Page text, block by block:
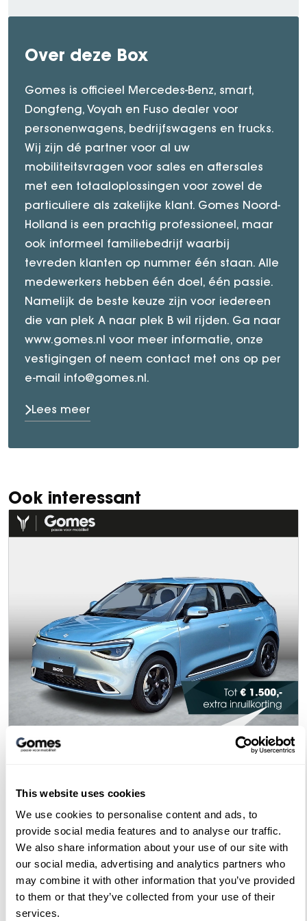
This website uses cookies
We use cookies to personalise content and ads, to
provide social media features and to analyse our traffic.
We also share information about your use of our site with
our social media, advertising and analytics partners who
may combine it with other information that you’ve provided
to them or that they’ve collected from your use of their
services.
Over deze Box
Gomes is officieel Mercedes-Benz, smart,
Dongfeng, Voyah en Fuso dealer voor
personenwagens, bedrijfswagens en trucks.
Wij zijn dé partner voor al uw
mobiliteitsvragen voor sales en aftersales
met een totaaloplossingen voor zowel de
particuliere als zakelijke klant. Gomes Noord-
Holland is een prachtig professioneel, maar
ook informeel familiebedrijf waarbij
tevreden klanten op nummer één staan. Alle
medewerkers hebben één doel, één passie.
Namelijk de beste keuze zijn voor iedereen
die van plek A naar plek B wil rijden. Ga naar
www.gomes.nl voor meer informatie, onze
vestigingen of neem contact met ons op per
e-mail info@gomes.nl.
Lees meer
Ook interessant
Box
Bouwjaar Brandstof
24.898,-
24.499,-
Proefrit maken Bekijken